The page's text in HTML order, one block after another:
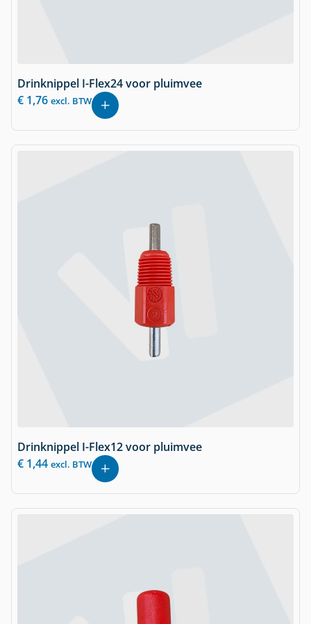
Drinknippel I-Flex24 voor pluimvee
€ 1,76 excl. BTW
Drinknippel I-Flex12 voor pluimvee
€ 1,44 excl. BTW